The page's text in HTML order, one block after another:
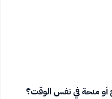
أو منحة في نفس الوقت؟